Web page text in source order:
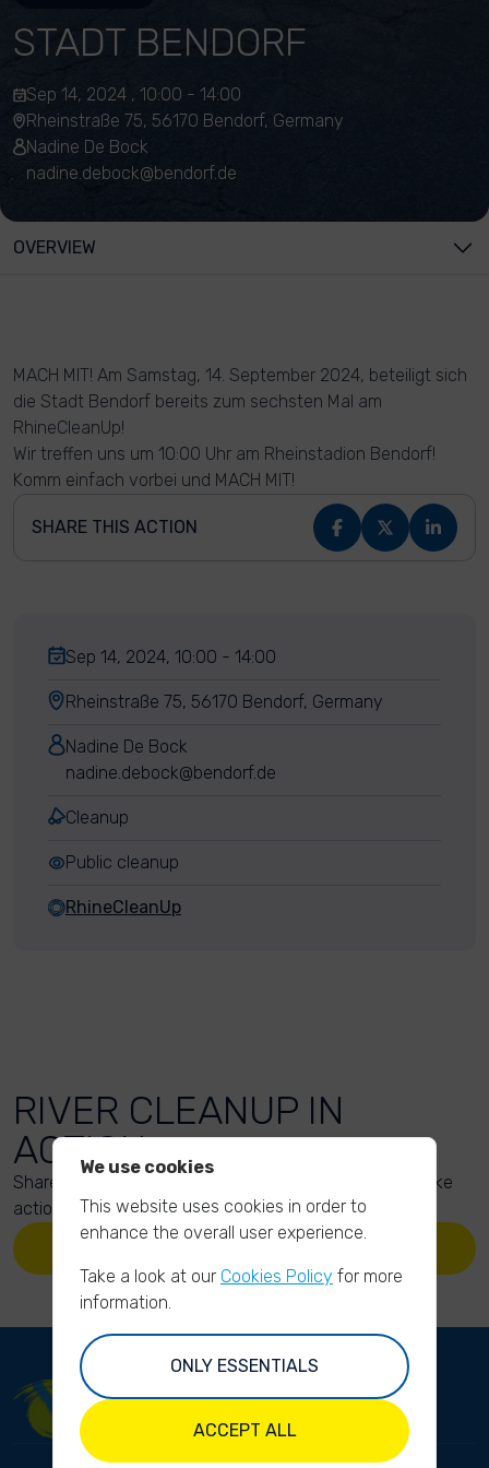
STADT BENDORF
Sep 14, 2024 , 10:00 - 14:00
Rheinstraße 75, 56170 Bendorf, Germany
Nadine De Bock
nadine.debock@bendorf.de
OVERVIEW
MACH MIT! Am Samstag, 14. September 2024, beteiligt sich
die Stadt Bendorf bereits zum sechsten Mal am
RhineCleanUp!
Wir treffen uns um 10:00 Uhr am Rheinstadion Bendorf!
Komm einfach vorbei und MACH MIT!
SHARE THIS ACTION
Sep 14, 2024, 10:00 - 14:00
Rheinstraße 75, 56170 Bendorf, Germany
Nadine De Bock
nadine.debock@bendorf.de
Cleanup
Public cleanup
RhineCleanUp
RIVER CLEANUP IN
ACTION
Share your action photos here and inspire others to take
action too!
UPLOAD YOUR PHOTOS
We use cookies
This website uses cookies in order to
enhance the overall user experience.
Take a look at our Cookies Policy for more
information.
ONLY ESSENTIALS
ACCEPT ALL